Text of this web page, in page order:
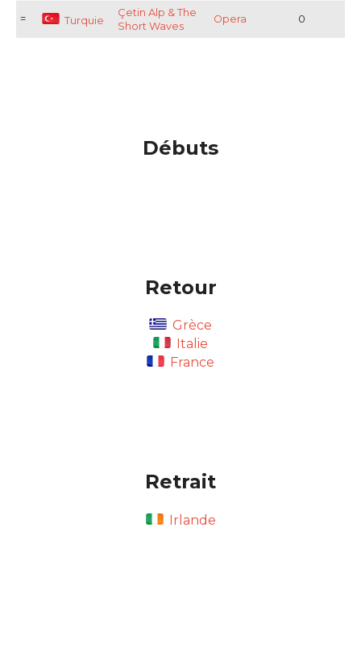
= Turquie
Çetin Alp & The
Short Waves
Opera 0
Débuts
Retour
Grèce
Italie
France
Retrait
Irlande